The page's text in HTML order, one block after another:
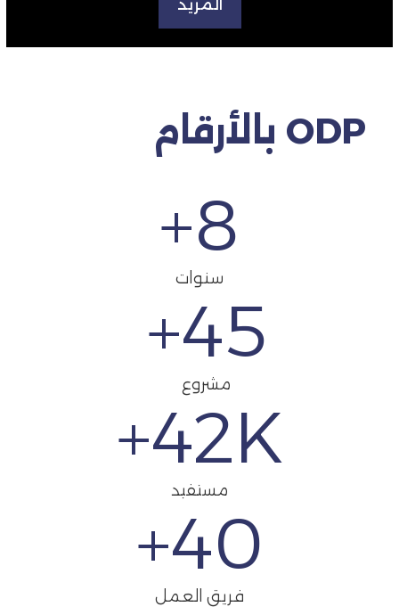
ODP بالأرقام
8
+
سنوات
45
+
مشروع
42K+
مستفيد
40
+
فريق العمل